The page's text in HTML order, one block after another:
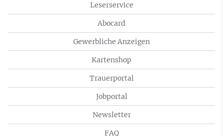
Leserservice
Abocard
Gewerbliche Anzeigen
Kartenshop
Trauerportal
Jobportal
Newsletter
FAQ